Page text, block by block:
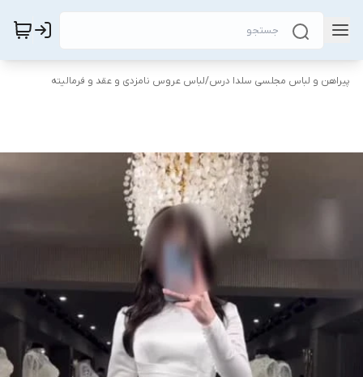
پیراهن و لباس مجلسی سلدا درس/لباس عروس نامزدی و عقد و فرمالیته